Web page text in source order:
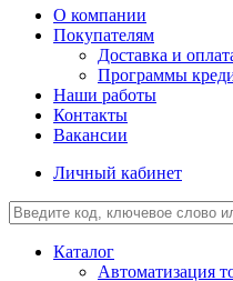
О компании
Покупателям
Доставка и
Программы
Наши работы
Контакты
Вакансии
Личный кабинет
Каталог
Автоматизация